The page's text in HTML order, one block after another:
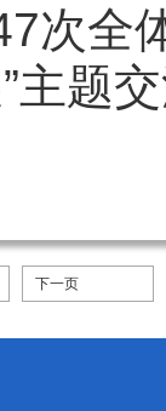
次全
主题
下一页